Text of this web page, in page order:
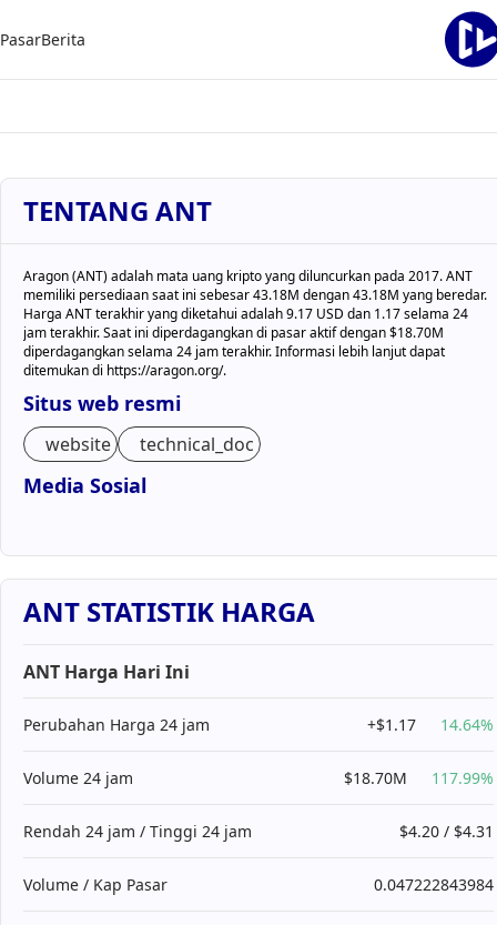
PasarBerita
TENTANG ANT
Aragon (ANT) adalah mata uang kripto yang diluncurkan pada 2017. ANT
memiliki persediaan saat ini sebesar 43.18M dengan 43.18M yang beredar.
Harga ANT terakhir yang diketahui adalah 9.17 USD dan 1.17 selama 24
jam terakhir. Saat ini diperdagangkan di pasar aktif dengan $18.70M
diperdagangkan selama 24 jam terakhir. Informasi lebih lanjut dapat
ditemukan di https://aragon.org/.
Situs web resmi
website technical_doc
Media Sosial
ANT STATISTIK HARGA
ANT Harga Hari Ini
Perubahan Harga 24 jam +$1.17 14.64%
Volume 24 jam $18.70M 117.99%
Rendah 24 jam / Tinggi 24 jam $4.20 / $4.31
Volume / Kap Pasar 0.047222843984